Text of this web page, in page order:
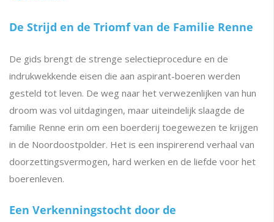
De Strijd en de Triomf van de Familie Renne
De gids brengt de strenge selectieprocedure en de
indrukwekkende eisen die aan aspirant-boeren werden
gesteld tot leven. De weg naar het verwezenlijken van hun
droom was vol uitdagingen, maar uiteindelijk slaagde de
familie Renne erin om een boerderij toegewezen te krijgen
in de Noordoostpolder. Het is een inspirerend verhaal van
doorzettingsvermogen, hard werken en de liefde voor het
boerenleven.
Een Verkenningstocht door de